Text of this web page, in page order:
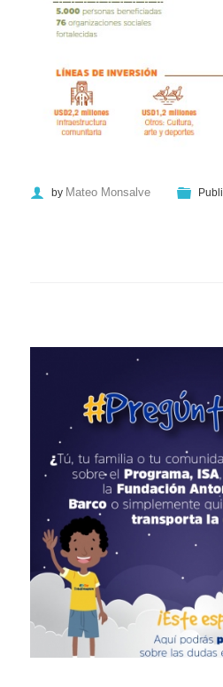
by Mateo Monsalve